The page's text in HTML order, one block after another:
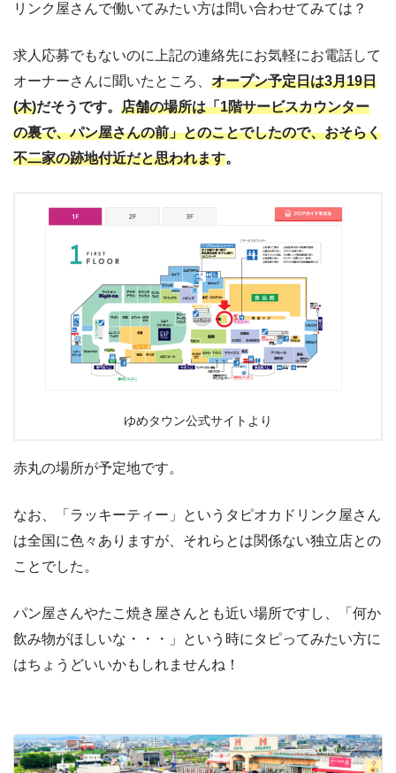
リンク屋さんで働いてみたい方は問い合わせてみては？
求人応募でもないのに上記の連絡先にお気軽にお電話して
オーナーさんに聞いたところ、 オープン予定日は3月19日
(木)だそうです。 店舗の場所は「1階サービスカウンター
の裏で、パン屋さんの前」とのことでしたので、おそらく
不二家の跡地付近だと思われます。
ゆめタウン公式サイトより
赤丸の場所が予定地です。
なお、「ラッキーティー」というタピオカドリンク屋さん
は全国に色々ありますが、それらとは関係ない独立店との
ことでした。
パン屋さんやたこ焼き屋さんとも近い場所ですし、「何か
飲み物がほしいな・・・」という時にタピってみたい方に
はちょうどいいかもしれませんね！